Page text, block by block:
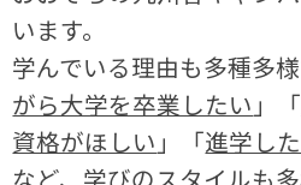
います。
学んでいる理由も多種多
がら大学を卒業したい 」「
資格がほしい 」「進学し